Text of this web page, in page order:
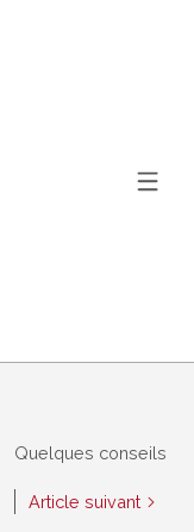
Quelques conseils
Article suivant